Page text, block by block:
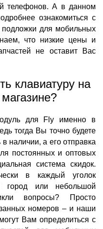
телефонов. А в данном
ознакомиться с
для мобильных
что низкие цены и
не оставит Вас
клавиатуру на
для Fly именно в
тогда Вы точно будете
в наличии, а его отправка
постоянных и оптовых
система скидок.
в каждый уголок
город или небольшой
вопросы? Просто
номеров – и наши
Вам определиться с